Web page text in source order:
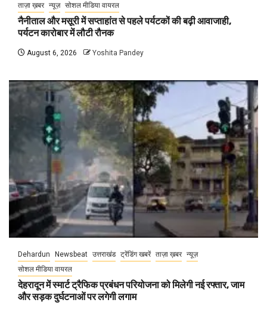
ताज़ा ख़बर न्यूज़ सोशल मीडिया वायरल
नैनीताल और मसूरी में सप्ताहांत से पहले पर्यटकों की बढ़ी आवाजाही,
पर्यटन कारोबार में लौटी रौनक
August 6, 2026 Yoshita Pandey
Dehardun Newsbeat उत्तराखंड ट्रेंडिंग खबरें ताज़ा ख़बर न्यूज़
सोशल मीडिया वायरल
देहरादून में स्मार्ट ट्रैफिक प्रबंधन परियोजना को मिलेगी नई रफ्तार, जाम
और सड़क दुर्घटनाओं पर लगेगी लगाम